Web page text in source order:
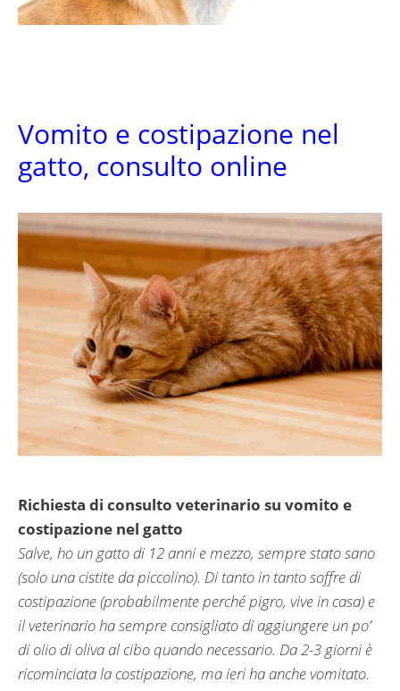
Vomito e costipazione nel
gatto, consulto online
Richiesta di consulto veterinario su vomito e
costipazione nel gatto
Salve, ho un gatto di 12 anni e mezzo, sempre stato sano
(solo una cistite da piccolino). Di tanto in tanto soffre di
costipazione (probabilmente perché pigro, vive in casa) e
il veterinario ha sempre consigliato di aggiungere un po’
di olio di oliva al cibo quando necessario. Da 2-3 giorni è
ricominciata la costipazione, ma ieri ha anche vomitato.